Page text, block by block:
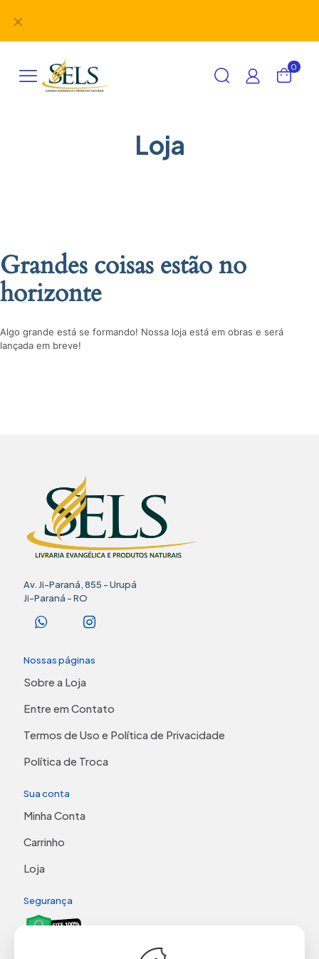
✕
0
Loja
Grandes coisas estão no
horizonte
Algo grande está se formando! Nossa loja está em obras e será
lançada em breve!
Av. Ji-Paraná, 855 - Urupá
Ji-Paraná - RO
Nossas páginas
Sobre a Loja
Entre em Contato
Termos de Uso e Política de Privacidade
Política de Troca
Sua conta
Minha Conta
Carrinho
Loja
Segurança